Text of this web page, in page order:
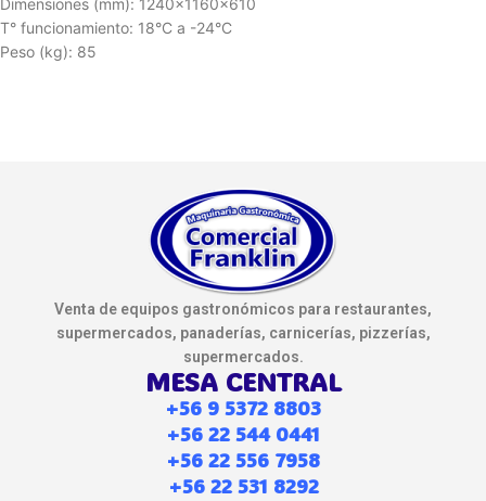
Dimensiones (mm): 1240x1160x610
T° funcionamiento: 18°C a -24°C
Peso (kg): 85
Venta de equipos gastronómicos para restaurantes,
supermercados, panaderías, carnicerías, pizzerías,
supermercados.
MESA CENTRAL
+56 9 5372 8803
+56 22 544 0441
+56 22 556 7958
+56 22 531 8292